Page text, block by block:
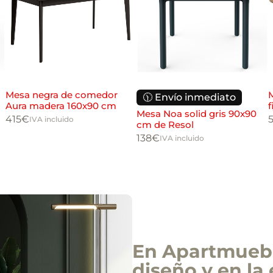
Mesa negra de comedor
Aura madera 160x90 cm
415€IVA incluido
🕦 Envío inmediato
Mesa Noa solid gris 90x90
cm de Resol
138€IVA incluido
En